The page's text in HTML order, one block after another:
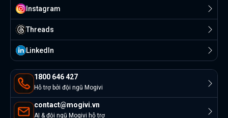
1800 646 427
Hỗ trợ bởi đội ngũ Mogivi
contact@mogivi.vn
AI & đội ngũ Mogivi hỗ trợ
Instagram
Threads
Linkedln